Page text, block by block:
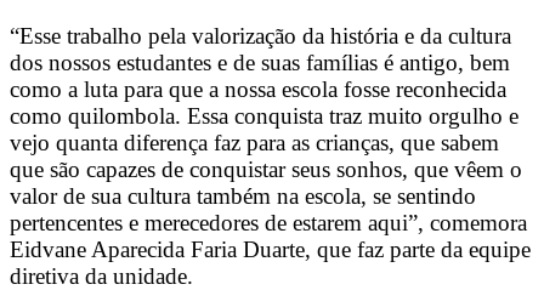
“Esse trabalho pela valorização da história e da cultura
dos nossos estudantes e de suas famílias é antigo, bem
como a luta para que a nossa escola fosse reconhecida
como quilombola. Essa conquista traz muito orgulho e
vejo quanta diferença faz para as crianças, que sabem
que são capazes de conquistar seus sonhos, que vêem o
valor de sua cultura também na escola, se sentindo
pertencentes e merecedores de estarem aqui”, comemora
Eidvane Aparecida Faria Duarte, que faz parte da equipe
diretiva da unidade.